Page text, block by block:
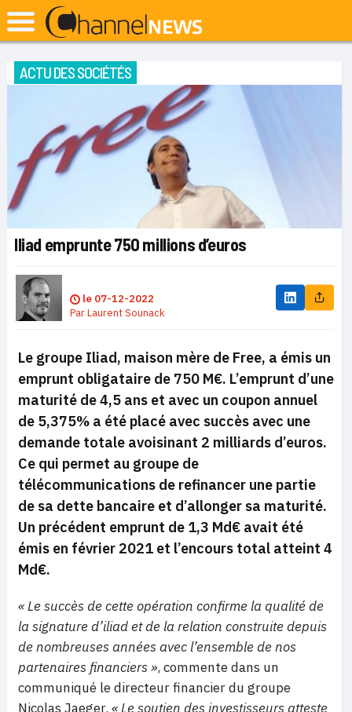
ACTU DES SOCIÉTÉS
Iliad emprunte 750 millions d’euros
le 07-12-2022
ParLaurent Sounack
Le groupe Iliad, maison mère de Free, a émis un
emprunt obligataire de 750 M€. L’emprunt d’une
maturité de 4,5 ans et avec un coupon annuel
de 5,375% a été placé avec succès avec une
demande totale avoisinant 2 milliards d’euros.
Ce qui permet au groupe de
télécommunications de refinancer une partie
de sa dette bancaire et d’allonger sa maturité.
Un précédent emprunt de 1,3 Md€ avait été
émis en février 2021 et l’encours total atteint 4
Md€.
« Le succès de cette opération confirme la qualité de
la signature d’iliad et de la relation construite depuis
de nombreuses années avec l’ensemble de nos
partenaires financiers », commente dans un
communiqué le directeur financier du groupe
Nicolas Jaeger. « Le soutien des investisseurs atteste